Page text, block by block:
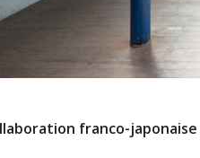
franco-japonaise